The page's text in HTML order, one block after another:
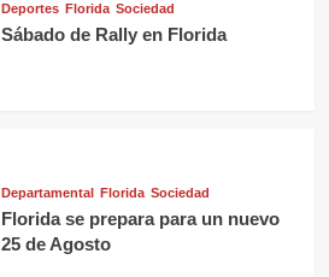
Deportes Florida Sociedad
Sábado de Rally en Florida
Departamental Florida Sociedad
Florida se prepara para un nuevo
25 de Agosto